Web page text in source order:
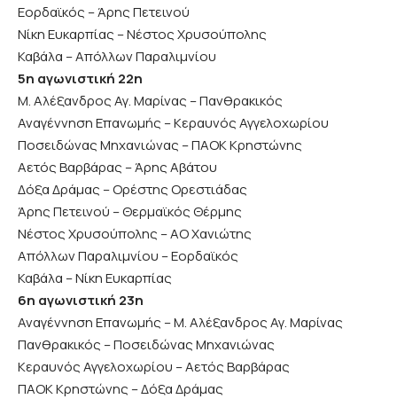
Εορδαϊκός – Άρης Πετεινού
Νίκη Ευκαρπίας – Νέστος Χρυσούπολης
Καβάλα – Απόλλων Παραλιμνίου
5η αγωνιστική 22η
Μ. Αλέξανδρος Αγ. Μαρίνας – Πανθρακικός
Αναγέννηση Επανωμής – Κεραυνός Αγγελοχωρίου
Ποσειδώνας Μηχανιώνας – ΠΑΟΚ Κρηστώνης
Αετός Βαρβάρας – Άρης Αβάτου
Δόξα Δράμας – Ορέστης Ορεστιάδας
Άρης Πετεινού – Θερμαϊκός Θέρμης
Νέστος Χρυσούπολης – ΑΟ Χανιώτης
Απόλλων Παραλιμνίου – Εορδαϊκός
Καβάλα – Νίκη Ευκαρπίας
6η αγωνιστική 23η
Αναγέννηση Επανωμής – Μ. Αλέξανδρος Αγ. Μαρίνας
Πανθρακικός – Ποσειδώνας Μηχανιώνας
Κεραυνός Αγγελοχωρίου – Αετός Βαρβάρας
ΠΑΟΚ Κρηστώνης – Δόξα Δράμας